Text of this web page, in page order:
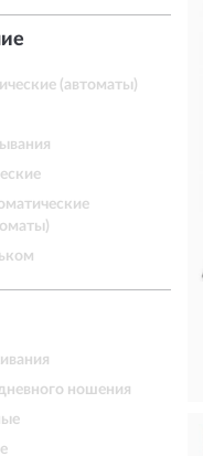
(автоматы)
ношения